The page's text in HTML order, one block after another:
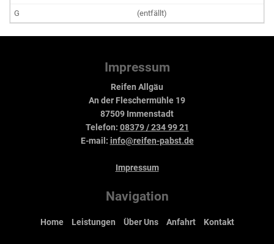
(entfällt)
Impressum
Reifen Allgäu
An der Fleschermühle 19
87509 Immenstadt
Telefon: 08379 / 234 99 21
E-mail: info@reifen-pabst.de
Impressum
Navigation
Home Leistungen Über Uns Anfahrt Kontakt